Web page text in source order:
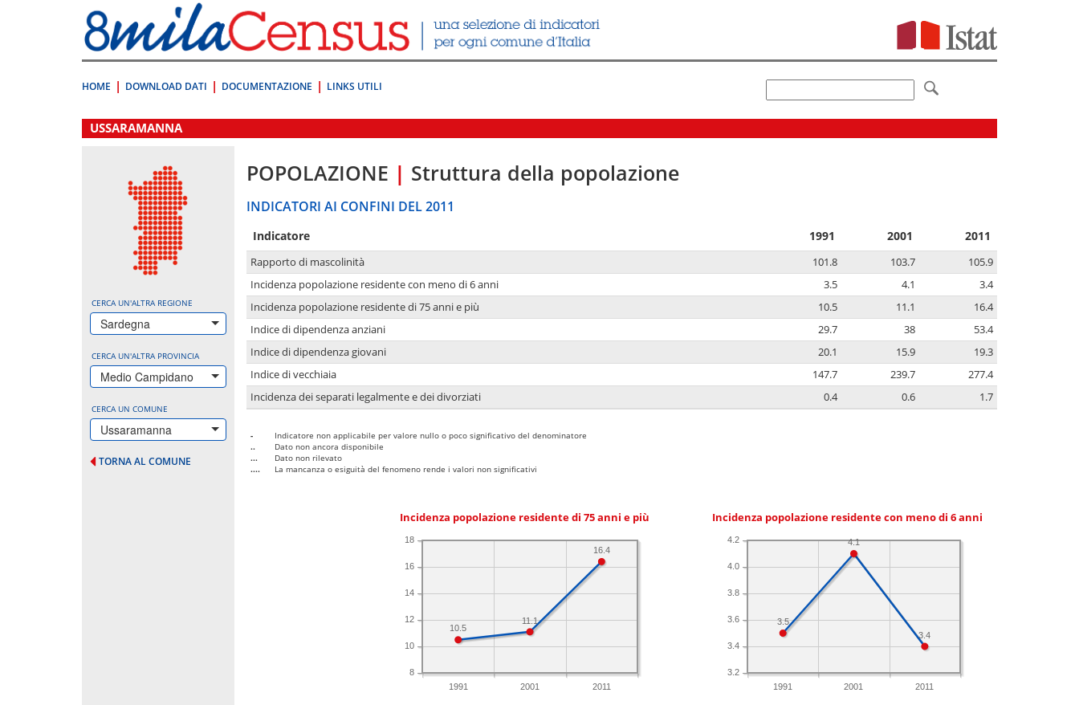
direttamente
a:
Contenuto
HOME DOWNLOAD DATI DOCUMENTAZIONE LINKS UTILI
USSARAMANNA
CERCA UN'ALTRA REGIONE
Sardegna
CERCA UN'ALTRA PROVINCIA
Medio Campidano
CERCA UN COMUNE
Ussaramanna
TORNA AL COMUNE
POPOLAZIONE | Struttura della popolazione
INDICATORI AI CONFINI DEL 2011
Indicatore 1991 2001 2011
Rapporto di mascolinità 101.8 103.7
105.9
Incidenza popolazione residente con meno di 6 anni
3.5 4.1
3.4
Incidenza popolazione residente di 75 anni e più
10.5 11.1
16.4
Indice di dipendenza anziani
29.7 38
53.4
Indice di dipendenza giovani
20.1 15.9
19.3
Indice di vecchiaia
147.7 239.7
277.4
Incidenza dei separati legalmente e dei divorziati
0.4 0.6 1.7
-
Indicatore non applicabile per valore nullo o poco significativo del denominatore
..
Dato non ancora disponibile
...
Dato non rilevato
....
La mancanza o esiguità del fenomeno rende i valori non significativi
Incidenza popolazione residente di 75 anni e più
1991 2001 2011
8
10
12
14
16
18
16.4
11.1
10.5
Incidenza popolazione residente con meno di 6 anni
1991 2001 2011
3.2
3.4
3.6
3.8
4.0
4.2
3.4
4.1
3.5